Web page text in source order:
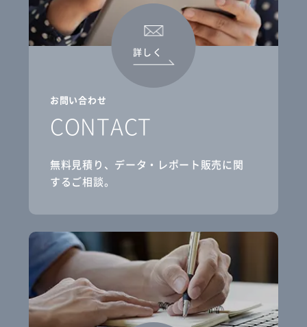
お問い合わせ
CONTACT
無料見積り、データ・レポート販売に関
するご相談。
詳しく